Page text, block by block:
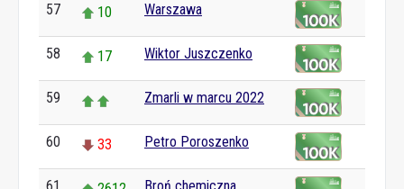
57 10 Warszawa
58 17 Wiktor Juszczenko
59 Zmarli w marcu 2022
60 33 Petro Poroszenko